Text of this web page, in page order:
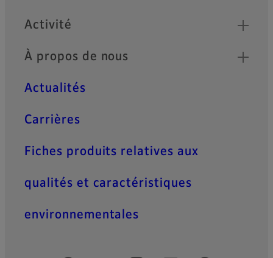
Activité
À propos de nous
Actualités
Carrières
Fiches produits relatives aux
qualités et caractéristiques
environnementales